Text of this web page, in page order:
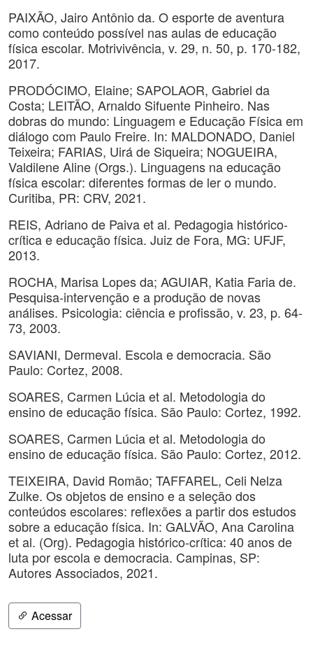
PAIXÃO, Jairo Antônio da. O esporte de aventura
como conteúdo possível nas aulas de educação
física escolar. Motrivivência, v. 29, n. 50, p. 170-182,
2017.
PRODÓCIMO, Elaine; SAPOLAOR, Gabriel da
Costa; LEITÃO, Arnaldo Sifuente Pinheiro. Nas
dobras do mundo: Linguagem e Educação Física em
diálogo com Paulo Freire. In: MALDONADO, Daniel
Teixeira; FARIAS, Uirá de Siqueira; NOGUEIRA,
Valdilene Aline (Orgs.). Linguagens na educação
física escolar: diferentes formas de ler o mundo.
Curitiba, PR: CRV, 2021.
REIS, Adriano de Paiva et al. Pedagogia histórico-
crítica e educação física. Juiz de Fora, MG: UFJF,
2013.
ROCHA, Marisa Lopes da; AGUIAR, Katia Faria de.
Pesquisa-intervenção e a produção de novas
análises. Psicologia: ciência e profissão, v. 23, p. 64-
73, 2003.
SAVIANI, Dermeval. Escola e democracia. São
Paulo: Cortez, 2008.
SOARES, Carmen Lúcia et al. Metodologia do
ensino de educação física. São Paulo: Cortez, 1992.
SOARES, Carmen Lúcia et al. Metodologia do
ensino de educação física. São Paulo: Cortez, 2012.
TEIXEIRA, David Romão; TAFFAREL, Celi Nelza
Zulke. Os objetos de ensino e a seleção dos
conteúdos escolares: reflexões a partir dos estudos
sobre a educação física. In: GALVÃO, Ana Carolina
et al. (Org). Pedagogia histórico-crítica: 40 anos de
luta por escola e democracia. Campinas, SP:
Autores Associados, 2021.
Acessar